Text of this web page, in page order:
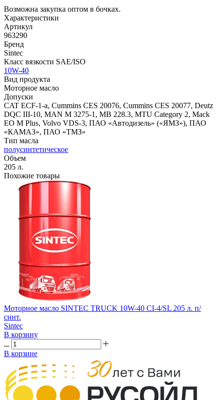
Возможна закупка оптом в бочках.
Характеристики
Артикул
963290
Бренд
Sintec
Класс вязкости SAE/ISO
10W-40
Вид продукта
Моторное масло
Допуски
CAT ECF-1-а, Cummins CES 20076, Cummins CES 20077, Deutz
DQC III-10, MAN M 3275-1, MB 228.3, MTU Category 2, Mack
EO M Plus, Volvo VDS-3, ПАО «Автодизель» («ЯМЗ»), ПАО
«КАМАЗ», ПАО «ТМЗ»
Тип масла
полусинтетическое
Объем
205 л.
Похожие товары
Моторное масло SINTEC TRUCK 10W-40 CI-4/SL 205 л. п/
синт.
Sintec
В корзину
В корзине